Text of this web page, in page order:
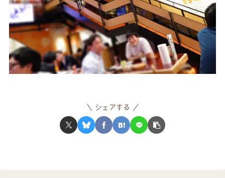
シェアする